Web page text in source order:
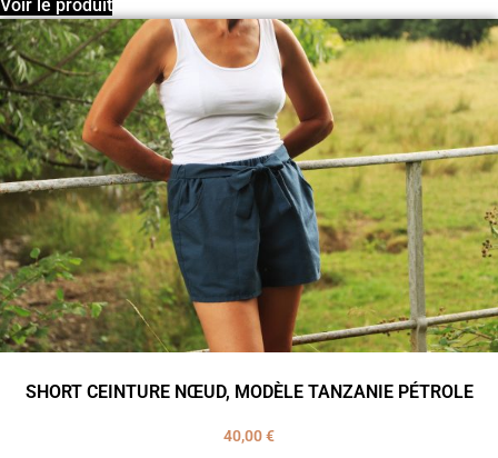
Voir le produit
SHORT CEINTURE NŒUD, MODÈLE TANZANIE PÉTROLE
40,00€